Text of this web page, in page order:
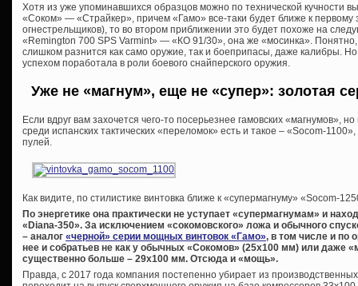
Хотя из уже упоминавшихся образцов можно по технической кучности
«Соком» — «Страйкер», причем «Гамо» все-таки будет ближе к первому
огнестрельщиков), то во втором приближении это будет похоже на
«Remington 700 SPS Varmint» — «КО 91/30», она же «мосинка».
слишком разнится как само оружие, так и боеприпасы, даже калибры.
успехом поработала в роли боевого снайперского оружия.
Уже не «магнум», еще не «супер»: золотая
Если вдруг вам захочется чего-то посерьезнее гамовских «магнумов»,
среди испанских тактических «переломок» есть и такое – «Socom-
пулей.
Как видите, по стилистике винтовка ближе к «супермагнуму» «Socom-
По энергетике она практически не уступает «супермагнумам» и
«Diana-350». За исключением «сокомовского» ложа и обычного
– аналог «черной» серии мощных винтовок «Гамо», в том числе и по
нее и собратьев не как у обычных «Сокомов» (25х100 мм) или даже
существенно больше – 29х100 мм. Отсюда и «мощь».
Правда, с 2017 года компания постепенно убирает из